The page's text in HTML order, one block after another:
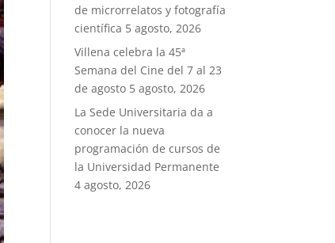
de microrrelatos y fotografía
científica 5 agosto, 2026
Villena celebra la 45ª
Semana del Cine del 7 al 23
de agosto 5 agosto, 2026
La Sede Universitaria da a
conocer la nueva
programación de cursos de
la Universidad Permanente
4 agosto, 2026